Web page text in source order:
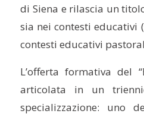
di Siena e rilascia un
sia nei contesti educativi
contesti educativi
L’offerta formativa del
articolata in un
specializzazione: uno